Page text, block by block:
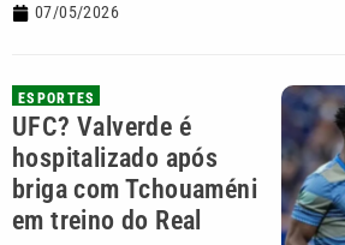
07/05/2026
ESPORTES
UFC? Valverde é
hospitalizado após
briga com Tchouaméni
em treino do Real